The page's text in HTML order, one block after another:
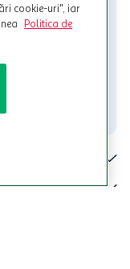
cookie-uri", iar
Politica de